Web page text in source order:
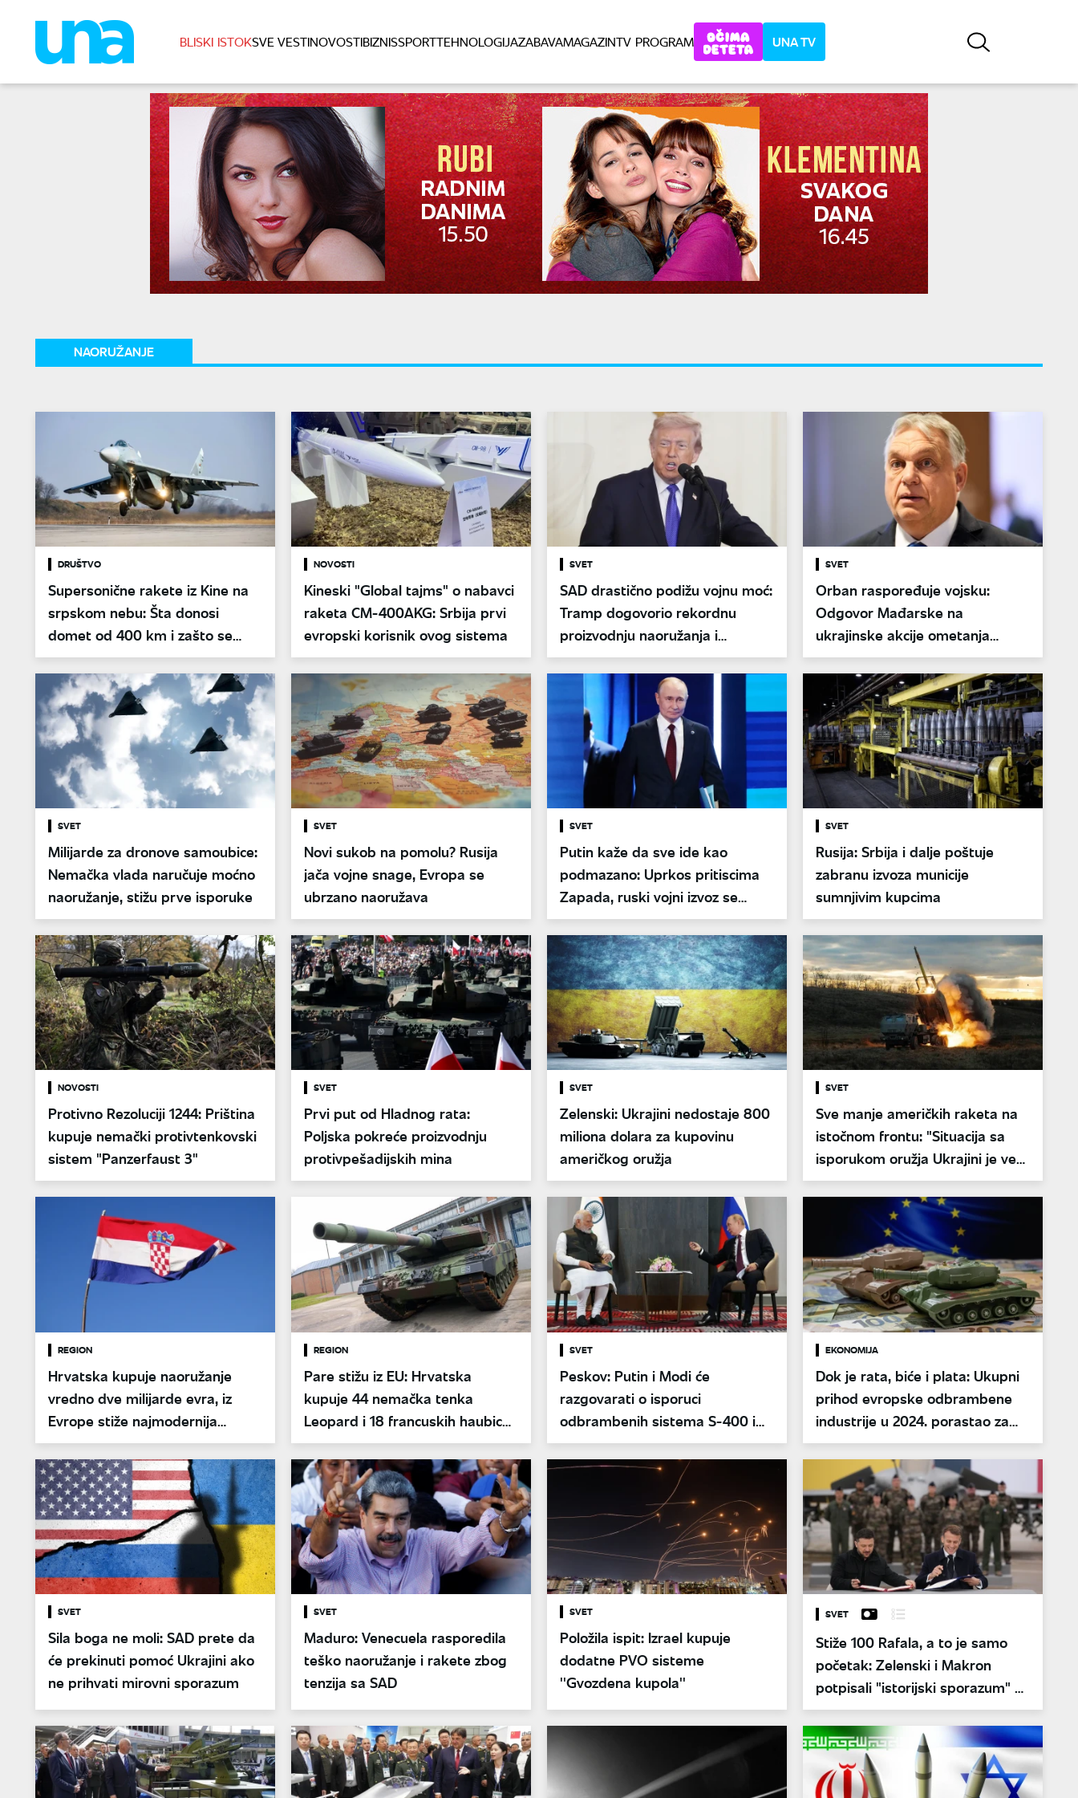
BLISKI ISTOKSVE VESTINOVOSTIBIZNISSPORTTEHNOLOGIJAZABAVAMAGAZINTV PROGRAM UNA TV
NAORUŽANJE
DRUŠTVO
Supersonične rakete iz Kine na
srpskom nebu: Šta donosi
domet od 400 km i zašto se
region uznemirio?
NOVOSTI
Kineski "Global tajms" o nabavci
raketa CM-400AKG: Srbija prvi
evropski korisnik ovog sistema
SVET
SAD drastično podižu vojnu moć:
Tramp dogovorio rekordnu
proizvodnju naoružanja i
municije
SVET
Orban raspoređuje vojsku:
Odgovor Mađarske na
ukrajinske akcije ometanja
energetskog sistema
SVET
Milijarde za dronove samoubice:
Nemačka vlada naručuje moćno
naoružanje, stižu prve isporuke
SVET
Novi sukob na pomolu? Rusija
jača vojne snage, Evropa se
ubrzano naoružava
SVET
Putin kaže da sve ide kao
podmazano: Uprkos pritiscima
Zapada, ruski vojni izvoz se
stabilno realizuje
SVET
Rusija: Srbija i dalje poštuje
zabranu izvoza municije
sumnjivim kupcima
NOVOSTI
Protivno Rezoluciji 1244: Priština
kupuje nemački protivtenkovski
sistem "Panzerfaust 3"
SVET
Prvi put od Hladnog rata:
Poljska pokreće proizvodnju
protivpešadijskih mina
SVET
Zelenski: Ukrajini nedostaje 800
miliona dolara za kupovinu
američkog oružja
SVET
Sve manje američkih raketa na
istočnom frontu: "Situacija sa
isporukom oružja Ukrajini je već
kritična"
REGION
Hrvatska kupuje naoružanje
vredno dve milijarde evra, iz
Evrope stiže najmodernija
tehnologija
REGION
Pare stižu iz EU: Hrvatska
kupuje 44 nemačka tenka
Leopard i 18 francuskih haubica
Cezar
SVET
Peskov: Putin i Modi će
razgovarati o isporuci
odbrambenih sistema S-400 i
Su-57
EKONOMIJA
Dok je rata, biće i plata: Ukupni
prihod evropske odbrambene
industrije u 2024. porastao za
13,8 odsto
SVET
Sila boga ne moli: SAD prete da
će prekinuti pomoć Ukrajini ako
ne prihvati mirovni sporazum
SVET
Maduro: Venecuela rasporedila
teško naoružanje i rakete zbog
tenzija sa SAD
SVET
Položila ispit: Izrael kupuje
dodatne PVO sisteme
''Gvozdena kupola''
SVET
Stiže 100 Rafala, a to je samo
početak: Zelenski i Makron
potpisali "istorijski sporazum" o
jačanju Ukrajine